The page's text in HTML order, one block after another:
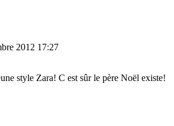
2012 17:27
style Zara! C est sûr le père Noël existe!